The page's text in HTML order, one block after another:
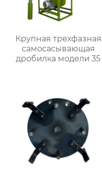
Крупная трехфазная
самоcасывающая
дробилка модели 35